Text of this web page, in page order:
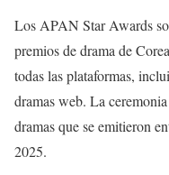
Los APAN Star Awards
premios de drama de
todas las plataformas,
dramas web. La
dramas que se emitieron
2025.